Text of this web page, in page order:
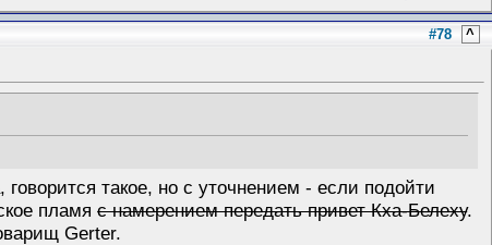
#78 ^
такое, но с уточнением - если подойти
пламяс намерением передать привет Кха-Белеху.
Gerter.